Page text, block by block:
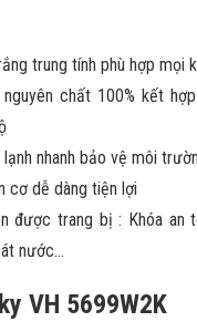
trung tính phù hợp mọi
nguyên chất 100% kết
lạnh nhanh bảo vệ môi
cơ dễ dàng tiện lợi
được trang bị : Khóa an
nước…
VH 5699W2K